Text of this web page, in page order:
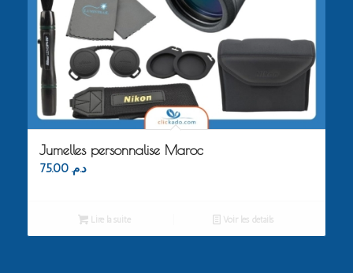
Jumelles personnalise Maroc
د.م. 75.00
Lire la suite Voir les détails